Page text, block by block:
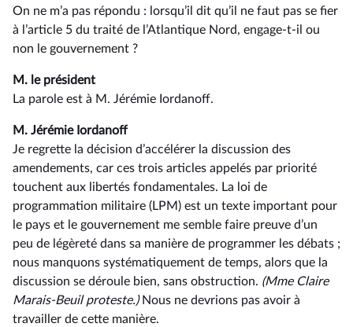
On ne m’a pas répondu : lorsqu’il dit qu’il ne faut pas se fier
à l’article 5 du traité de l’Atlantique Nord, engage-t-il ou
non le gouvernement ?
M. le président
La parole est à M. Jérémie Iordanoff.
M. Jérémie Iordanoff
Je regrette la décision d’accélérer la discussion des
amendements, car ces trois articles appelés par priorité
touchent aux libertés fondamentales. La loi de
programmation militaire (LPM) est un texte important pour
le pays et le gouvernement me semble faire preuve d’un
peu de légèreté dans sa manière de programmer les débats ;
nous manquons systématiquement de temps, alors que la
discussion se déroule bien, sans obstruction. (Mme Claire
Marais-Beuil proteste.)Nous ne devrions pas avoir à
travailler de cette manière.